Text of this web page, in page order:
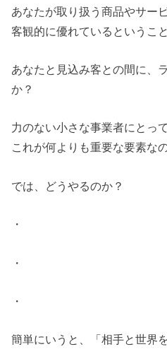
あなたが取り扱う商品やサー
客観的に優れているというこ
あなたと見込み客との間に、
か？
力のない小さな事業者にとって
これが何よりも重要な要素な
では、どうやるのか？
・
・
・
簡単にいうと、「相手と世界